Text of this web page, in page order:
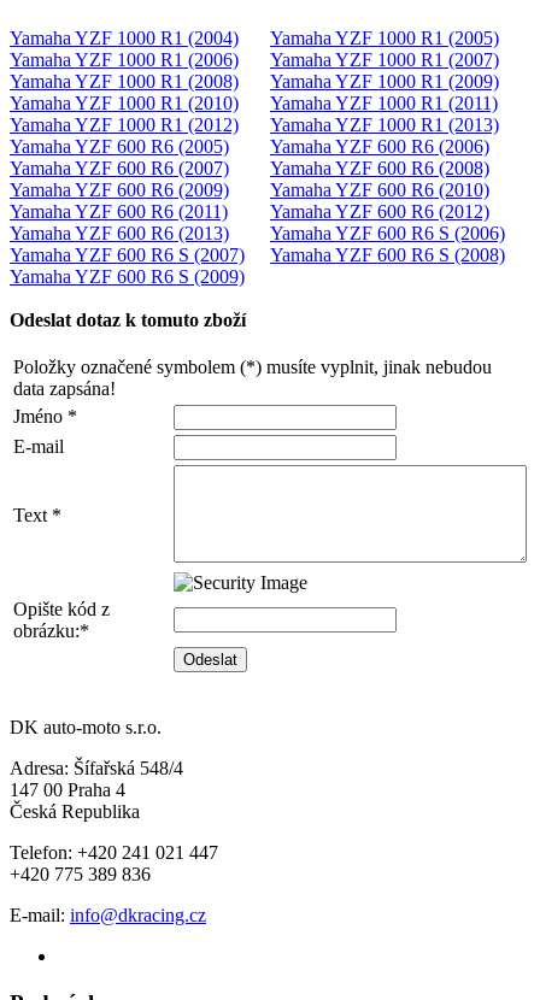
Yamaha YZF 1000 R1 (2004)
Yamaha YZF 1000 R1 (2005)
Yamaha YZF 1000 R1 (2006)
Yamaha YZF 1000 R1 (2007)
Yamaha YZF 1000 R1 (2008)
Yamaha YZF 1000 R1 (2009)
Yamaha YZF 1000 R1 (2010)
Yamaha YZF 1000 R1 (2011)
Yamaha YZF 1000 R1 (2012)
Yamaha YZF 1000 R1 (2013)
Yamaha YZF 600 R6 (2005)
Yamaha YZF 600 R6 (2006)
Yamaha YZF 600 R6 (2007)
Yamaha YZF 600 R6 (2008)
Yamaha YZF 600 R6 (2009)
Yamaha YZF 600 R6 (2010)
Yamaha YZF 600 R6 (2011)
Yamaha YZF 600 R6 (2012)
Yamaha YZF 600 R6 (2013)
Yamaha YZF 600 R6 S (2006)
Yamaha YZF 600 R6 S (2007)
Yamaha YZF 600 R6 S (2008)
Yamaha YZF 600 R6 S (2009)
Odeslat dotaz k tomuto zboží
Položky označené symbolem (*) musíte vyplnit, jinak nebudou
data zapsána!
Jméno *
E-mail
Text *
Opište kód z
obrázku:*
DK auto-moto s.r.o.
Adresa: Šífařská 548/4
147 00 Praha 4
Česká Republika
Telefon: +420 241 021 447
+420 775 389 836
E-mail: info@dkracing.cz